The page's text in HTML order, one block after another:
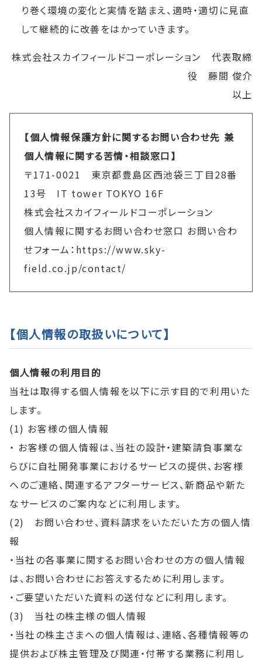
り巻く環境の変化と実情を踏まえ、適時・適切に見直
して継続的に改善をはかっていきます。
株式会社スカイフィールドコーポレーション 代表取締
役 藤間 俊介
以上
【個人情報保護方針に関するお問い合わせ先 兼
個人情報に関する苦情・相談窓口】
〒171-0021 東京都豊島区西池袋三丁目28番
13号 IT tower TOKYO 16F
株式会社スカイフィールドコーポレーション
個人情報に関するお問い合わせ窓口 お問い合わ
せフォーム：https://www.sky-
field.co.jp/contact/
【個人情報の取扱いについて】
個人情報の利用目的
当社は取得する個人情報を以下に示す目的で利用いた
します。
(1) お客様の個人情報
・ お客様の個人情報は、当社の設計・建築請負事業な
らびに自社開発事業におけるサービスの提供、お客様
へのご連絡、関連するアフターサービス、新商品や新た
なサービスのご案内などに利用します。
(2) お問い合わせ、資料請求をいただいた方の個人情
報
・当社の各事業に関するお問い合わせの方の個人情報
は、お問い合わせにお答えするために利用します。
・ご要望いただいた資料の送付などに利用します。
(3) 当社の株主様の個人情報
・当社の株主さまへの個人情報は、連絡、各種情報等の
提供および株主管理及び関連・付帯する業務に利用し